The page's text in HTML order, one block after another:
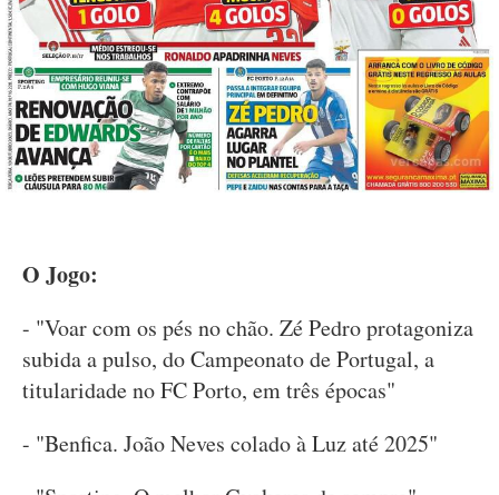
O Jogo:
- "Voar com os pés no chão. Zé Pedro protagoniza
subida a pulso, do Campeonato de Portugal, a
titularidade no FC Porto, em três épocas"
- "Benfica. João Neves colado à Luz até 2025"